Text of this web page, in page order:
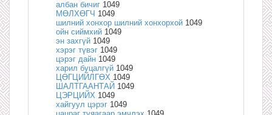
албан бичиг 1049
МӨЛХӨГЧ 1049
шилний хонхор шилний хонхорхой 1049
ойн сиймхий 1049
эн захгүй 1049
хэрэг түвэг 1049
цэрэг дайн 1049
харил буцалгүй 1049
ЦӨГЦИЙЛГӨХ 1049
ШАЛТГААНТАЙ 1049
ЦЭРЦИЙХ 1049
хайгуул цэрэг 1049